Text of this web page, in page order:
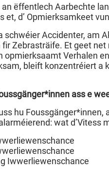
ëffentlech Aarbechte
et, d’ Opmierksamkeet
schwéier Accidenter, am
Zebrasträife. Et geet
opmierksaamt Verhalen
bleift konzentréiert a
ass e
hu
wat d’Vitess
Iwwerliewenschance